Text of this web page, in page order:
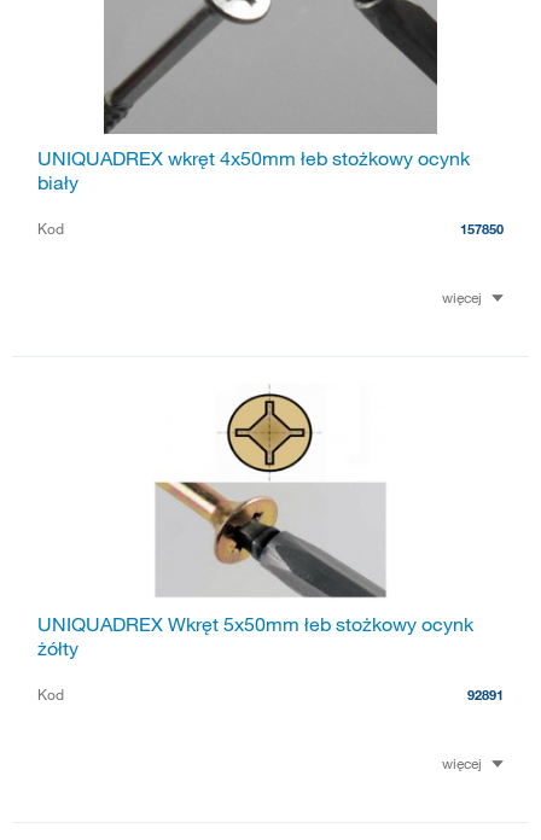
UNIQUADREX wkręt 4x50mm łeb stożkowy ocynk
biały
Kod 157850
więcej
UNIQUADREX Wkręt 5x50mm łeb stożkowy ocynk
żółty
Kod 92891
więcej